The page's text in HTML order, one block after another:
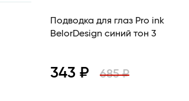
Подводка для глаз Pro ink
BelorDesign синий тон 3
343 ₽ 685 ₽